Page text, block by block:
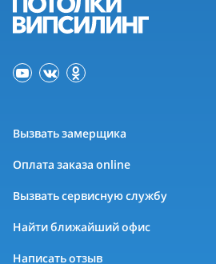
Вызвать замерщика
Оплата заказа online
Вызвать сервисную службу
Найти ближайший офис
Написать отзыв